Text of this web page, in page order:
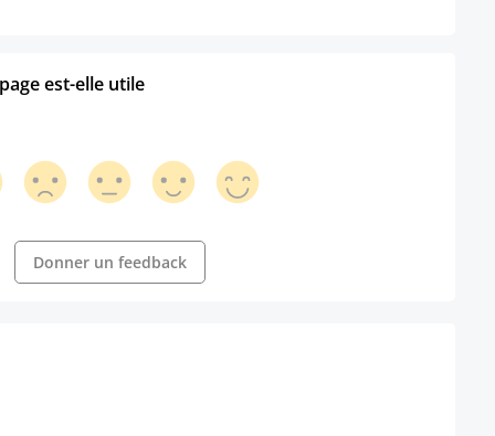
est-elle utile
Donner un feedback